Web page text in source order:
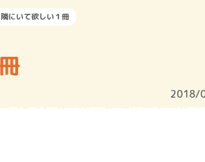
にいて欲しい１冊
2018/